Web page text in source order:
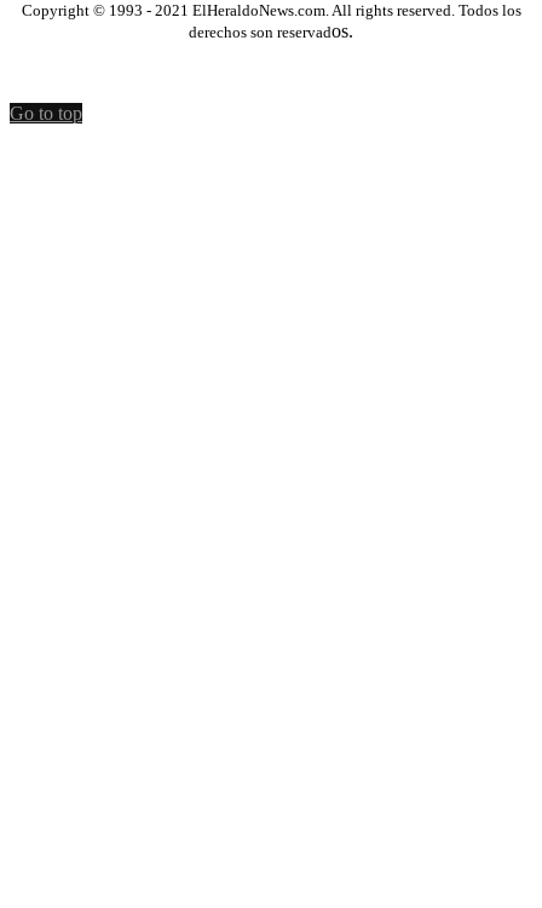
Copyright © 1993 - 2021 ElHeraldoNews.com. All rights reserved. Todos los
derechos son reservados.
Go to top